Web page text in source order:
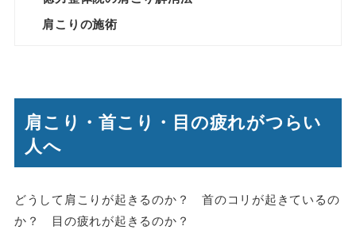
肩こりの施術
肩こり・首こり・目の疲れがつらい
人へ
どうして肩こりが起きるのか？ 首のコリが起きているの
か？ 目の疲れが起きるのか？